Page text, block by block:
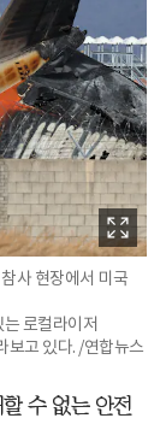
사 현장에서 미국
로컬라이저
보고 있다. /연합뉴스
수 없는 안전